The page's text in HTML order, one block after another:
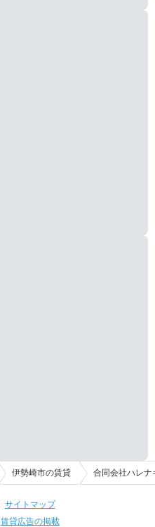
伊勢崎市の賃貸 合同会社ハレナ
サイトマップ
賃貸広告の掲載